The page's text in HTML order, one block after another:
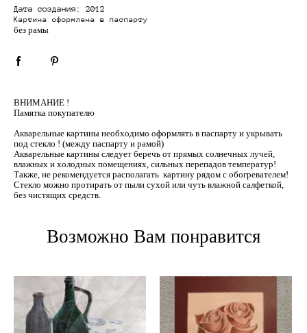
Дата создания: 2012
Картина оформлена в паспарту
без рамы
ВНИМАНИЕ !
Памятка покупателю
Акварельные картины необходимо оформлять в паспарту и укрывать
под стекло ! (между паспарту и рамой)
Акварельные картины следует беречь от прямых солнечных лучей,
влажных и холодных помещениях, сильных перепадов температур!
Также, не рекомендуется располагать картину рядом с обогревателем!
Стекло можно протирать от пыли сухой или чуть влажной салфеткой,
без чистящих средств.
Возможно Вам понравится